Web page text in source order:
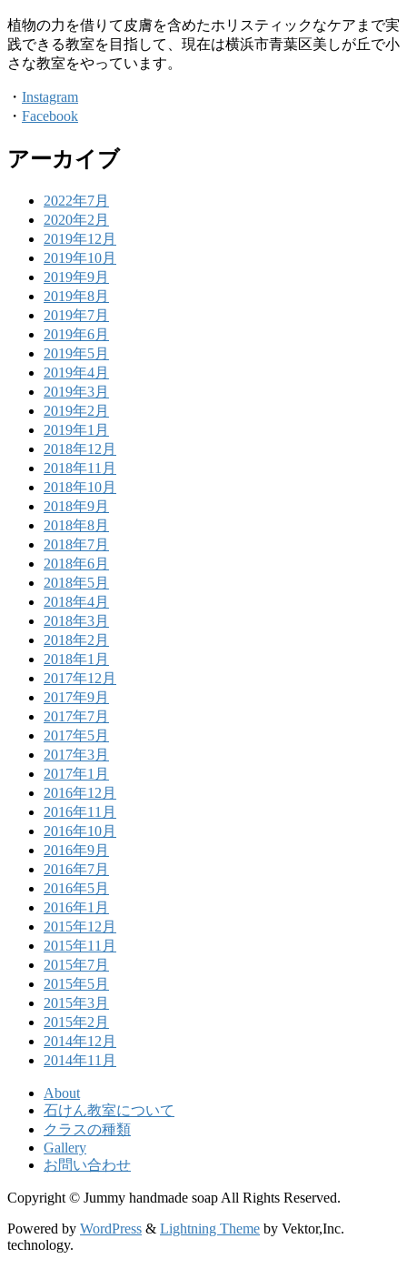
植物の力を借りて皮膚を含めたホリスティックなケアまで実
践できる教室を目指して、現在は横浜市青葉区美しが丘で小
さな教室をやっています。
・ Instagram
・ Facebook
アーカイブ
2022年7月
2020年2月
2019年12月
2019年10月
2019年9月
2019年8月
2019年7月
2019年6月
2019年5月
2019年4月
2019年3月
2019年2月
2019年1月
2018年12月
2018年11月
2018年10月
2018年9月
2018年8月
2018年7月
2018年6月
2018年5月
2018年4月
2018年3月
2018年2月
2018年1月
2017年12月
2017年9月
2017年7月
2017年5月
2017年3月
2017年1月
2016年12月
2016年11月
2016年10月
2016年9月
2016年7月
2016年5月
2016年1月
2015年12月
2015年11月
2015年7月
2015年5月
2015年3月
2015年2月
2014年12月
2014年11月
About
石けん教室について
クラスの種類
Gallery
お問い合わせ
Copyright © Jummy handmade soap All Rights Reserved.
Powered by WordPress & Lightning Theme by Vektor,Inc.
technology.